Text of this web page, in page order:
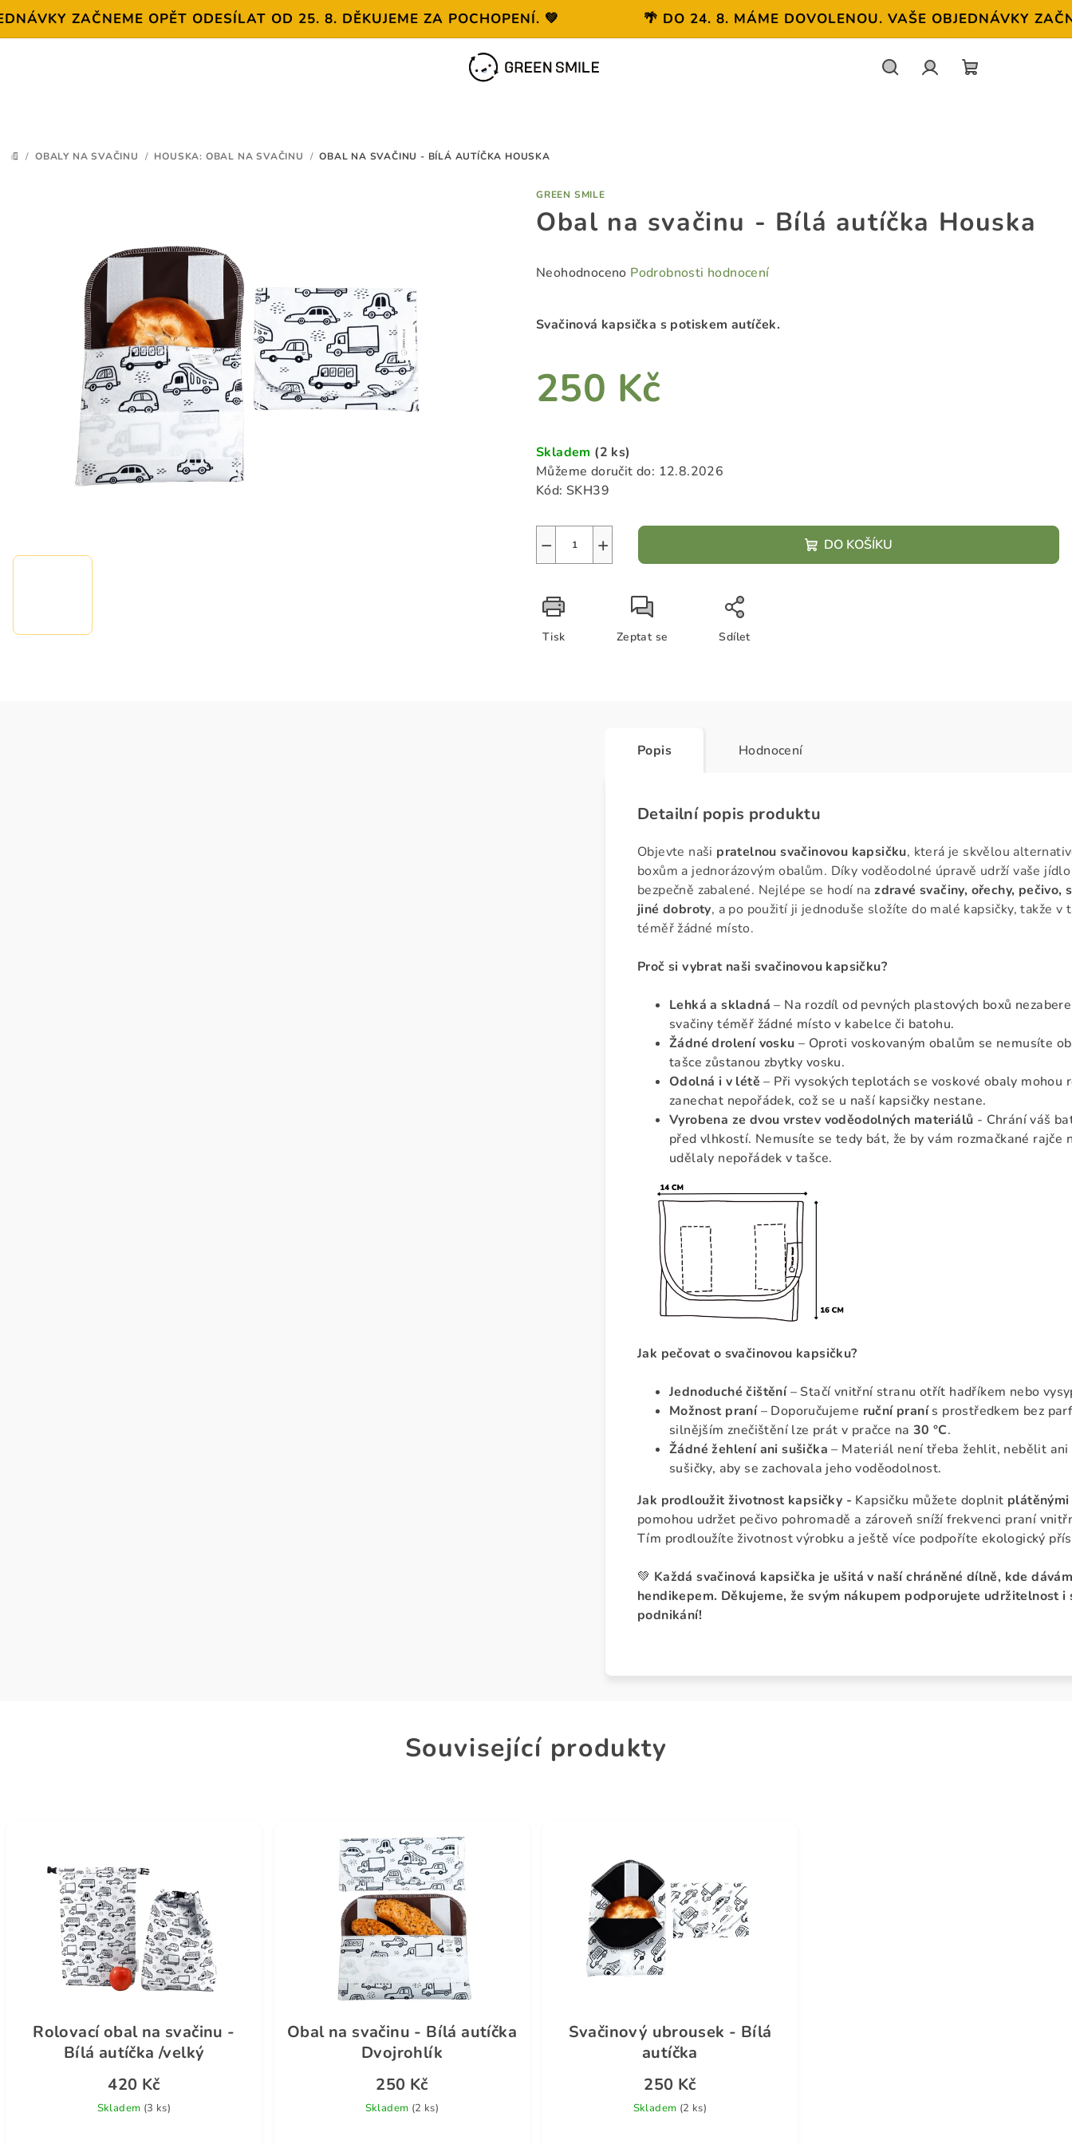
ZAČNEME OPĚT ODESÍLAT OD 25. 8. DĚKUJEME ZA POCHOPENÍ. 💚 🌴 DO 24. 8. MÁME DOVOLENOU. VAŠE OBJEDNÁVKY
DOMŮ
/ OBALY NA SVAČINU / HOUSKA: OBAL NA SVAČINU / OBAL NA SVAČINU - BÍLÁ AUTÍČKA HOUSKA
GREEN SMILE
Obal na svačinu - Bílá autíčka Houska
Průměrné
je
hvězdiček.
Neohodnoceno Podrobnosti hodnocení
Svačinová kapsička s potiskem autíček.
250 Kč
cena:
Skladem (2 ks)
Můžeme doručit do: 12.8.2026
Kód: SKH39
+
− DO KOŠÍKU
Tisk Zeptat se Sdílet
Popis Hodnocení
Detailní popis produktu
Objevte naši pratelnou svačinovou kapsičku, která je skvělou
boxům a jednorázovým obalům. Díky voděodolné úpravě udrží vaše
bezpečně zabalené. Nejlépe se hodí nazdravé svačiny, ořechy, pečivo,
jiné dobroty, a po použití ji jednoduše složíte do malé kapsičky, takže v
téměř žádné místo.
Proč si vybrat naši svačinovou kapsičku?
Lehká a skladná – Na rozdíl od pevných plastových boxů
svačiny téměř žádné místo v kabelce či batohu.
Žádné drolení vosku – Oproti voskovaným obalům se nemusíte
tašce zůstanou zbytky vosku.
Odolná i v létě – Při vysokých teplotách se voskové obaly mohou
zanechat nepořádek, což se u naší kapsičky nestane.
Vyrobena ze dvou vrstev voděodolných materiálů - Chrání váš
před vlhkostí. Nemusíte se tedy bát, že by vám rozmačkané rajče
udělaly nepořádek v tašce.
Jak pečovat o svačinovou kapsičku?
Jednoduché čištění– Stačí vnitřní stranu otřít hadříkem nebo
Možnost praní– Doporučujeme ruční pranís prostředkem bez
silnějším znečištění lze prát v pračce na 30 °C.
Žádné žehlení ani sušička – Materiál není třeba žehlit, nebělit
sušičky, aby se zachovala jeho voděodolnost.
Jak prodloužit životnost kapsičky - Kapsičku můžete doplnit
pomohou udržet pečivo pohromadě a zároveň sníží frekvenci praní
Tím prodloužíte životnost výrobku a ještě více podpoříte ekologický
💚 Každá svačinová kapsička je ušitá v naší chráněné dílně, kde
hendikepem. Děkujeme, že svým nákupem podporujete udržitelnost i
podnikání!
Související produkty
Rolovací obal na svačinu -
Bílá autíčka /velký
420 Kč
Skladem (3 ks)
Obal na svačinu - Bílá autíčka
Dvojrohlík
250 Kč
Skladem (2 ks)
Svačinový ubrousek - Bílá
autíčka
250 Kč
Skladem (2 ks)